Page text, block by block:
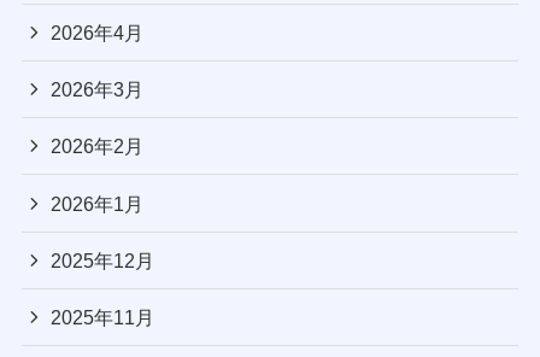
2026年4月
2026年3月
2026年2月
2026年1月
2025年12月
2025年11月